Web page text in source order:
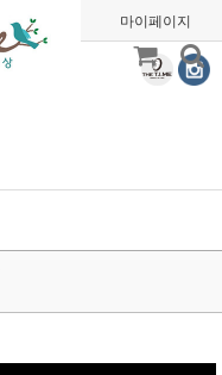
주문조회 마이페이지